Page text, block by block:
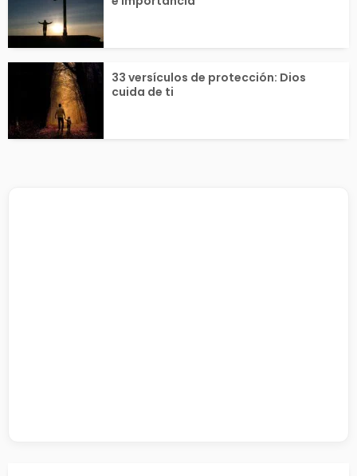
33 versículos de protección: Dios
cuida de ti